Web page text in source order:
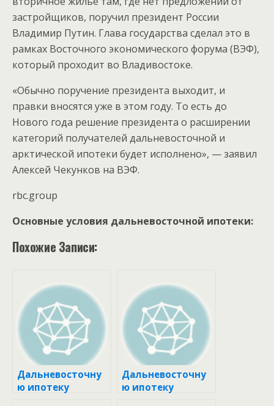
застройщиков, поручил президент России
Владимир Путин. Глава государства сделал это в
рамках Восточного экономического форума (ВЭФ),
который проходит во Владивостоке.
«Обычно поручение президента выходит, и
правки вносятся уже в этом году. То есть до
Нового года решение президента о расширении
категорий получателей дальневосточной и
арктической ипотеки будет исполнено», — заявил
Алексей Чекунков на ВЭФ.
rbc.group
Основные условия дальневосточной ипотеки:
Похожие Записи:
Дальневосточну
ю ипотеку
Дальневосточну
ю ипотеку